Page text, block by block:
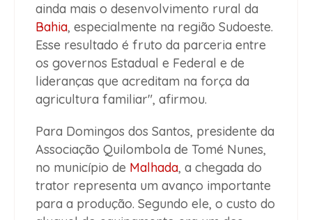
ainda mais o desenvolvimento rural da
Bahia, especialmente na região Sudoeste.
Esse resultado é fruto da parceria entre
os governos Estadual e Federal e de
lideranças que acreditam na força da
agricultura familiar", afirmou.
Para Domingos dos Santos, presidente da
Associação Quilombola de Tomé Nunes,
no município de Malhada, a chegada do
trator representa um avanço importante
para a produção. Segundo ele, o custo do